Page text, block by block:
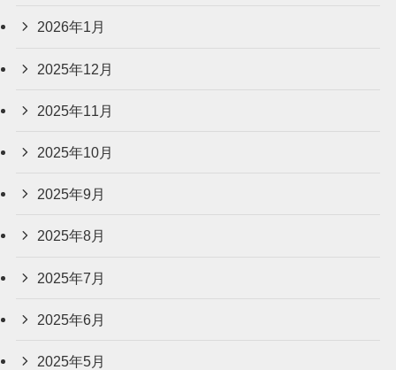
2026年1月
2025年12月
2025年11月
2025年10月
2025年9月
2025年8月
2025年7月
2025年6月
2025年5月